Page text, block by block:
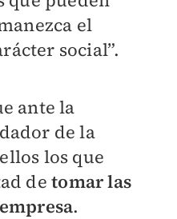
el
social”.
ante la
de la
los que
detomar las
.